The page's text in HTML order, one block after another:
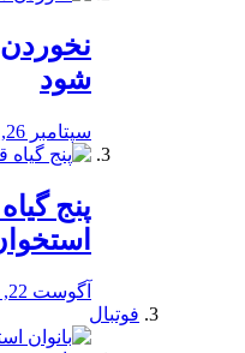
‌شود
سپتامبر 26, 2019
پنج
آگوست 22, 2019
فوتبال